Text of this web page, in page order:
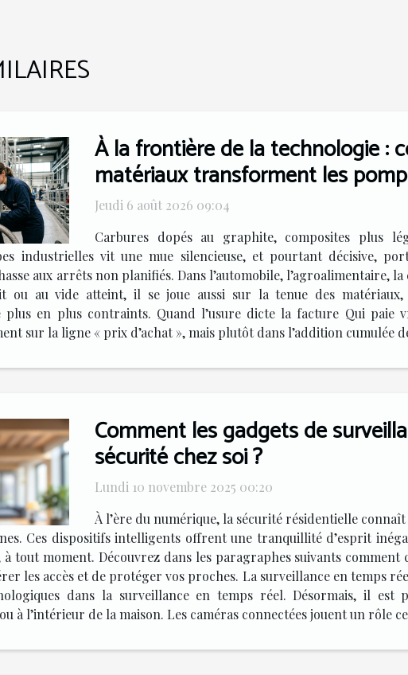
À la frontière de la technologie :
matériaux transforment les
Jeudi 6 août 2026 09:04
Carbures dopés au graphite, composites plus
industrielles vit une mue silencieuse, et pourtant décisive,
aux arrêts non planifiés. Dans l’automobile, l’agroalimentaire,
ou au vide atteint, il se joue aussi sur la tenue des
plus en plus contraints. Quand l’usure dicte la facture Qui paie
sur la ligne « prix d’achat », mais plutôt dans l’addition cumulée
Comment les gadgets de
sécurité chez soi ?
Lundi 10 novembre 2025 00:20
À l’ère du numérique, la sécurité résidentielle
Ces dispositifs intelligents offrent une tranquillité d’esprit
à tout moment. Découvrez dans les paragraphes suivants
les accès et de protéger vos proches. La surveillance en temps
dans la surveillance en temps réel. Désormais, il
à l’intérieur de la maison. Les caméras connectées jouent un rôle